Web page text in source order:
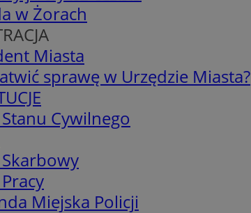
w Żorach
Miasta
sprawę w Urzędzie Miasta?
Cywilnego
Miejska Policji